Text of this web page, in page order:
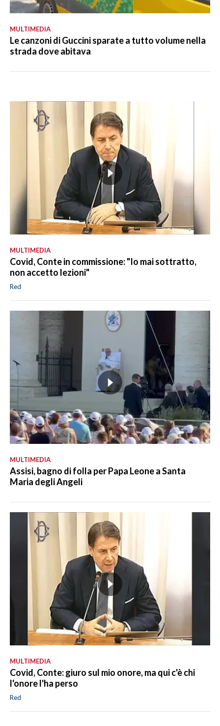
MULTIMEDIA
Le canzoni di Guccini sparate a tutto volume nella
strada dove abitava
MULTIMEDIA
Covid, Conte in commissione: "Io mai sottratto,
non accetto lezioni"
Red
MULTIMEDIA
Assisi, bagno di folla per Papa Leone a Santa
Maria degli Angeli
MULTIMEDIA
Covid, Conte: giuro sul mio onore, ma qui c'è chi
l'onore l'ha perso
Red